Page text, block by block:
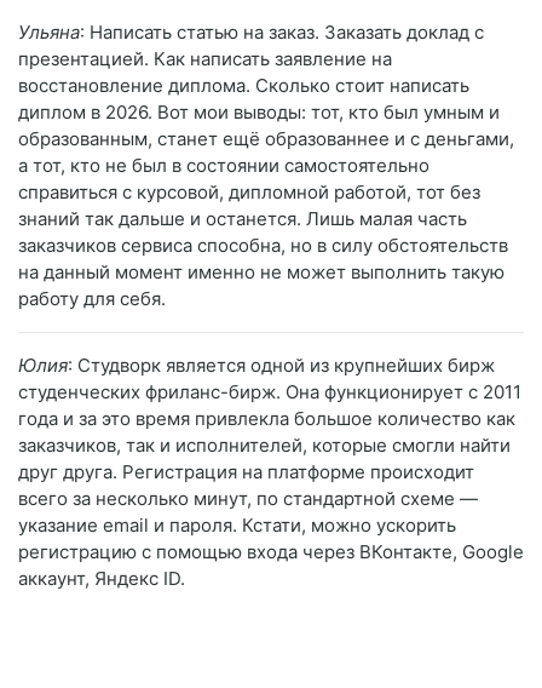
Ульяна: Написать статью на заказ. Заказать доклад с
презентацией. Как написать заявление на
восстановление диплома. Сколько стоит написать
диплом в 2026. Вот мои выводы: тот, кто был умным и
образованным, станет ещё образованнее и с деньгами,
а тот, кто не был в состоянии самостоятельно
справиться с курсовой, дипломной работой, тот без
знаний так дальше и останется. Лишь малая часть
заказчиков сервиса способна, но в силу обстоятельств
на данный момент именно не может выполнить такую
работу для себя.
Юлия: Студворк является одной из крупнейших бирж
студенческих фриланс-бирж. Она функционирует с 2011
года и за это время привлекла большое количество как
заказчиков, так и исполнителей, которые смогли найти
друг друга. Регистрация на платформе происходит
всего за несколько минут, по стандартной схеме —
указание email и пароля. Кстати, можно ускорить
регистрацию с помощью входа через ВКонтакте, Google
аккаунт, Яндекс ID.